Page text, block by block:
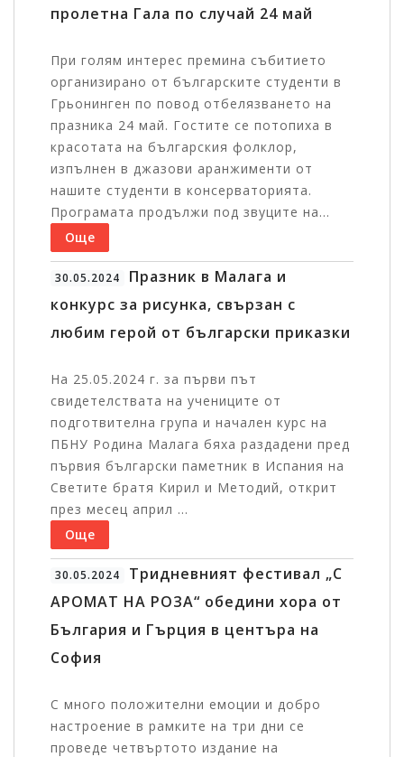
пролетна Гала по случай 24 май
При голям интерес премина събитието
организирано от българските студенти в
Грьонинген по повод отбелязването на
празника 24 май. Гостите се потопиха в
красотата на българския фолклор,
изпълнен в джазови аранжименти от
нашите студенти в консерваторията.
Програмата продължи под звуците на...
Още
30.05.2024
Празник в Малага и
конкурс за рисунка, свързан с
любим герой от български приказки
На 25.05.2024 г. за първи път
свидетелствата на учениците от
подготвителна група и начален курс на
ПБНУ Родина Малага бяха раздадени пред
първия български паметник в Испания на
Светите братя Кирил и Методий, открит
през месец април ...
Още
30.05.2024
Тридневният фестивал „С
АРОМАТ НА РОЗА“ обедини хора от
България и Гърция в центъра на
София
С много положителни емоции и добро
настроение в рамките на три дни се
проведе четвъртото издание на